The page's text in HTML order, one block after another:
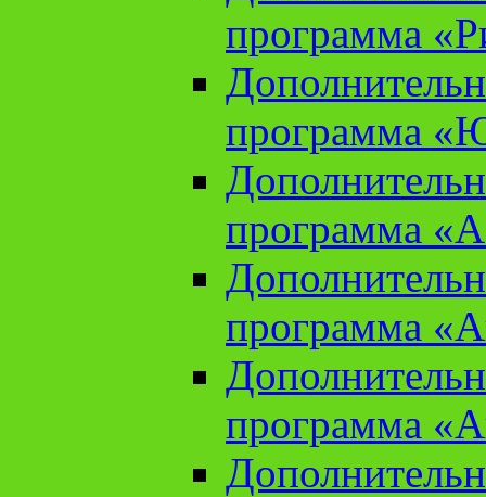
программа
программа
программа
программа
программа